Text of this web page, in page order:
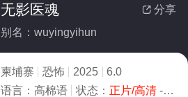
 分享
无影医魂
别名：wuyingyihun
柬埔寨 恐怖 2025
6.0
语言： 高棉语 状态： 正片/高清- 免费在线观看